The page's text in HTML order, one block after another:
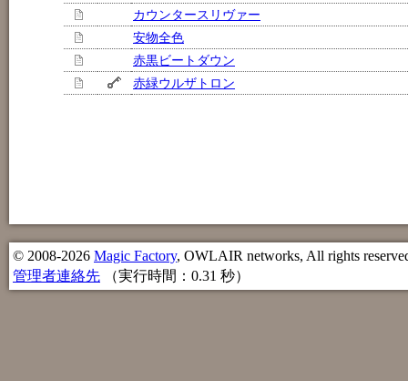
カウンタースリヴァー
安物全色
赤黒ビートダウン
赤緑ウルザトロン
© 2008-2026 Magic Factory, OWLAIR networks, All rights
管理者連絡先 （実行時間：0.31 秒）